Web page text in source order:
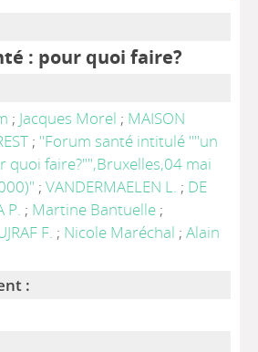
: pour quoi faire?
; Jacques Morel ; MAISON
; "Forum santé intitulé ""un
quoi faire?"",Bruxelles,04 mai
;VANDERMAELEN L. ; DE
P. ; Martine Bantuelle ;
F. ; Nicole Maréchal ;Alain
: